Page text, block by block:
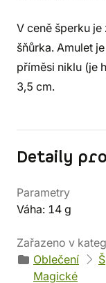
V ceně šperku
šňůrka. Amulet
příměsi niklu (je
3,5 cm.
Detaily
Parametry
Váha: 14 g
Zařazeno v
Oblečení
Magické